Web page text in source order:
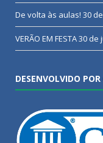
De volta às aulas! 30
VERÃO EM FESTA30 de
DESENVOLVIDO POR